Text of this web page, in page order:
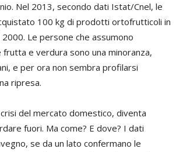
Nel 2013, secondo dati Istat/Cnel, le
100 kg di prodotti ortofrutticoli in
Le persone che assumono
e verdura sono una minoranza,
e per ora non sembra profilarsi
ripresa.
del mercato domestico, diventa
fuori. Ma come? E dove? I dati
se da un lato confermano le